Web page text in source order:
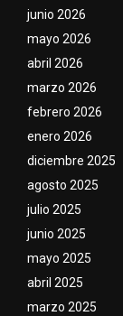
junio 2026
mayo 2026
abril 2026
marzo 2026
febrero 2026
enero 2026
diciembre 2025
agosto 2025
julio 2025
junio 2025
mayo 2025
abril 2025
marzo 2025